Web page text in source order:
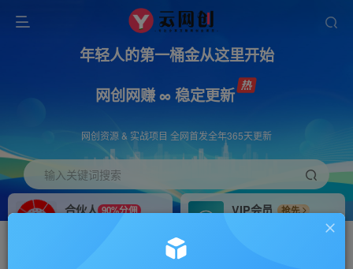
年轻人的第一桶金从这里开始
网创网赚 ∞ 稳定更新
网创资源 & 实战项目 全网首发全年365天更新
输入关键词搜索
合伙人 90%分佣
VIP会员
抢先